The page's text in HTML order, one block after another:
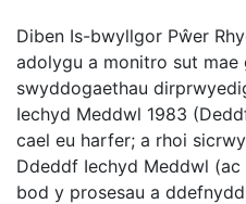
Diben Is-bwyllgor Pŵer
adolygu a monitro sut mae
swyddogaethau
Iechyd Meddwl 1983
cael eu harfer; a rhoi
Ddeddf Iechyd Meddwl
bod y prosesau a